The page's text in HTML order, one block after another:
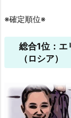
※確定順位※
総合1位：エ
（ロシア）